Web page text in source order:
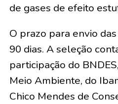
de gases de efeito
O prazo para envio
90 dias. A seleção
participação do
Meio Ambiente, do
Chico Mendes de